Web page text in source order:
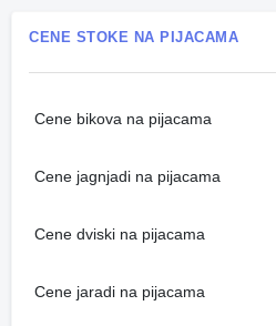
CENE STOKE NA PIJACAMA
Cene bikova na pijacama
Cene jagnjadi na pijacama
Cene dviski na pijacama
Cene jaradi na pijacama